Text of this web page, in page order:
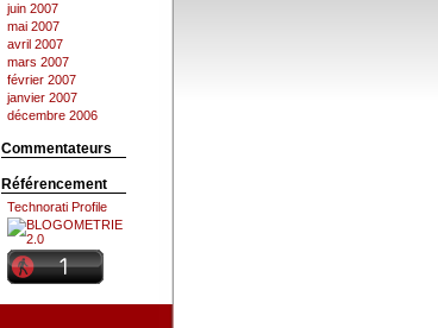
juin 2007
mai 2007
avril 2007
mars 2007
février 2007
janvier 2007
décembre 2006
Commentateurs
Référencement
Technorati Profile